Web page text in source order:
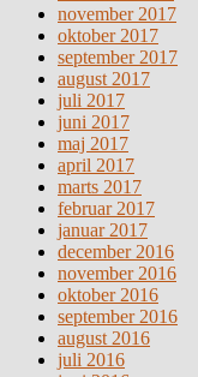
november 2017
oktober 2017
september 2017
august 2017
juli 2017
juni 2017
maj 2017
april 2017
marts 2017
februar 2017
januar 2017
december 2016
november 2016
oktober 2016
september 2016
august 2016
juli 2016